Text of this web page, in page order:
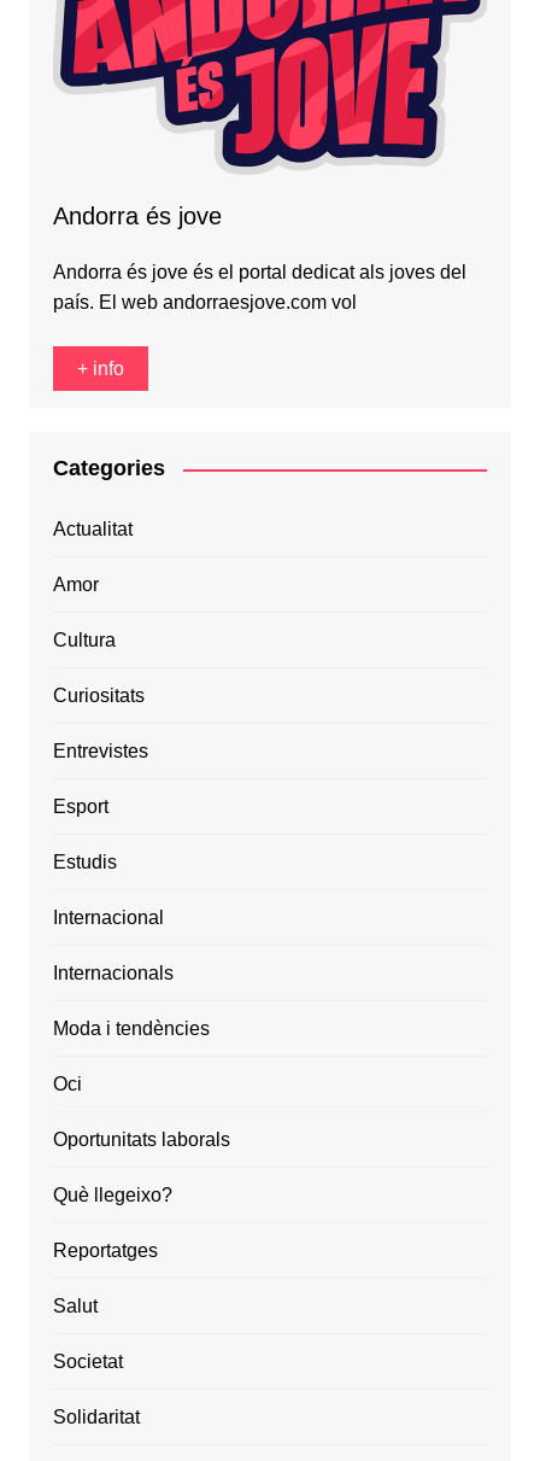
Andorra és jove
Andorra és jove és el portal dedicat als joves del
país. El web andorraesjove.com vol
+ info
Categories
Actualitat
Amor
Cultura
Curiositats
Entrevistes
Esport
Estudis
Internacional
Internacionals
Moda i tendències
Oci
Oportunitats laborals
Què llegeixo?
Reportatges
Salut
Societat
Solidaritat